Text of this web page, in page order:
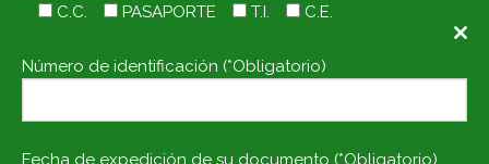
C.C.
PASAPORTE T.I. C.E.
Número de identificación (*Obligatorio)
Fecha de expedición de su documento (*Obligatorio)